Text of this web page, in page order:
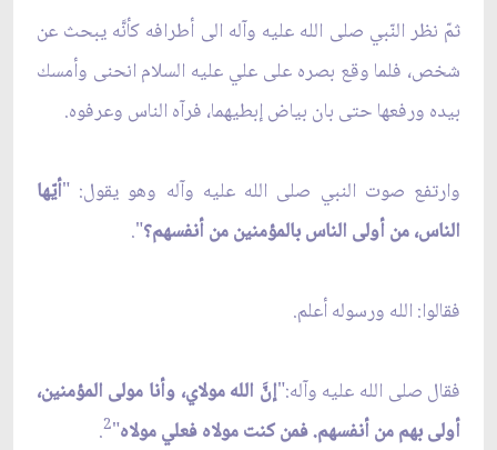
ثمّ نظر النّبي صلى الله عليه وآله الى أطرافه كأنَّه يبحث عن
شخص، فلما وقع بصره على علي عليه السلام انحنى وأمسك
بيده ورفعها حتى بان بياض إبطيهما، فرآه الناس وعرفوه.
وارتفع صوت النبي صلى الله عليه وآله وهو يقول: "أيّها
الناس، من أولى الناس بالمؤمنين من أنفسهم؟".
فقالوا: الله ورسوله أعلم.
فقال صلى الله عليه وآله:"إنَّ الله مولاي، وأنا مولى المؤمنين،
أولى بهم من أنفسهم. فمن كنت مولاه فعلي مولاه"
2
.